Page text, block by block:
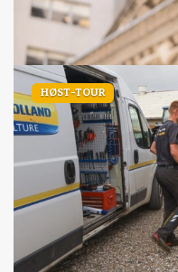
HØST-TOUR